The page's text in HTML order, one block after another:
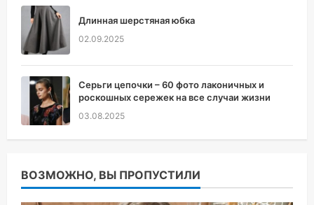
Длинная шерстяная юбка
02.09.2025
Серьги цепочки – 60 фото лаконичных и
роскошных сережек на все случаи жизни
03.08.2025
ВОЗМОЖНО, ВЫ ПРОПУСТИЛИ